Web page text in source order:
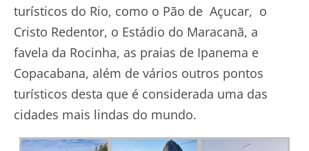
turísticos do Rio, como o Pão de Açucar, o
Cristo Redentor, o Estádio do Maracanã, a
favela da Rocinha, as praias de Ipanema e
Copacabana, além de vários outros pontos
turísticos desta que é considerada uma das
cidades mais lindas do mundo.